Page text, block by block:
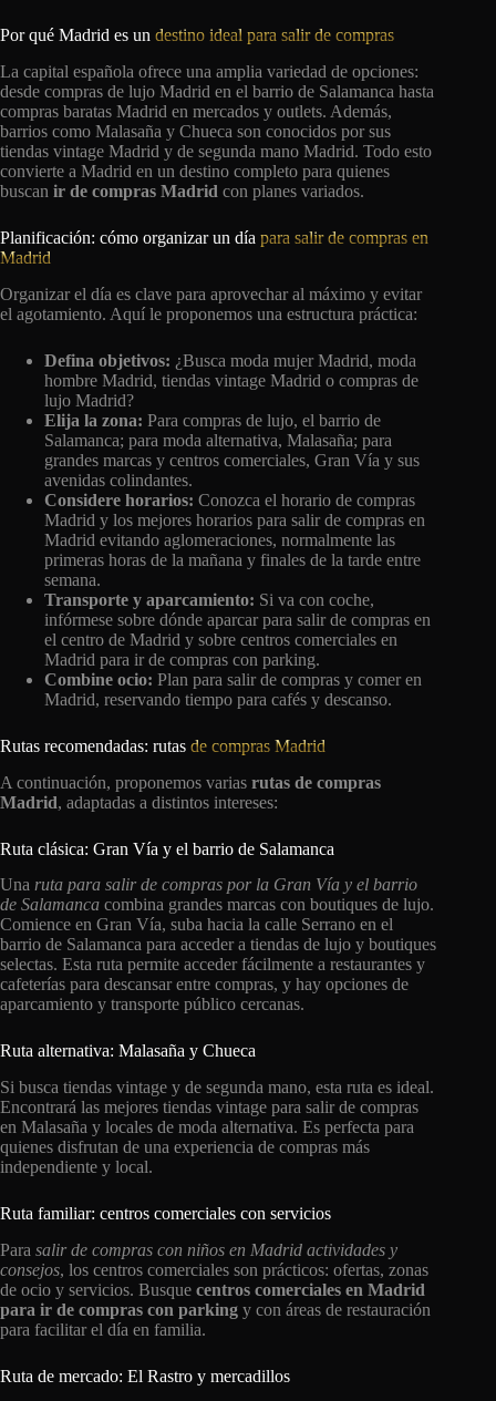
Por qué Madrid es un destino ideal para salir de compras
La capital española ofrece una amplia variedad de opciones:
desde compras de lujo Madrid en el barrio de Salamanca hasta
compras baratas Madrid en mercados y outlets. Además,
barrios como Malasaña y Chueca son conocidos por sus
tiendas vintage Madrid y de segunda mano Madrid. Todo esto
convierte a Madrid en un destino completo para quienes
buscan ir de compras Madrid con planes variados.
Planificación: cómo organizar un día para salir de compras en
Madrid
Organizar el día es clave para aprovechar al máximo y evitar
el agotamiento. Aquí le proponemos una estructura práctica:
Defina objetivos: ¿Busca moda mujer Madrid, moda
hombre Madrid, tiendas vintage Madrid o compras de
lujo Madrid?
Elija la zona: Para compras de lujo, el barrio de
Salamanca; para moda alternativa, Malasaña; para
grandes marcas y centros comerciales, Gran Vía y sus
avenidas colindantes.
Considere horarios: Conozca el horario de compras
Madrid y los mejores horarios para salir de compras en
Madrid evitando aglomeraciones, normalmente las
primeras horas de la mañana y finales de la tarde entre
semana.
Transporte y aparcamiento: Si va con coche,
infórmese sobre dónde aparcar para salir de compras en
el centro de Madrid y sobre centros comerciales en
Madrid para ir de compras con parking.
Combine ocio: Plan para salir de compras y comer en
Madrid, reservando tiempo para cafés y descanso.
Rutas recomendadas: rutas de compras Madrid
A continuación, proponemos varias rutas de compras
Madrid, adaptadas a distintos intereses:
Ruta clásica: Gran Vía y el barrio de Salamanca
Una ruta para salir de compras por la Gran Vía y el barrio
de Salamanca combina grandes marcas con boutiques de lujo.
Comience en Gran Vía, suba hacia la calle Serrano en el
barrio de Salamanca para acceder a tiendas de lujo y boutiques
selectas. Esta ruta permite acceder fácilmente a restaurantes y
cafeterías para descansar entre compras, y hay opciones de
aparcamiento y transporte público cercanas.
Ruta alternativa: Malasaña y Chueca
Si busca tiendas vintage y de segunda mano, esta ruta es ideal.
Encontrará las mejores tiendas vintage para salir de compras
en Malasaña y locales de moda alternativa. Es perfecta para
quienes disfrutan de una experiencia de compras más
independiente y local.
Ruta familiar: centros comerciales con servicios
Para salir de compras con niños en Madrid actividades y
consejos, los centros comerciales son prácticos: ofertas, zonas
de ocio y servicios. Busque centros comerciales en Madrid
para ir de compras con parking y con áreas de restauración
para facilitar el día en familia.
Ruta de mercado: El Rastro y mercadillos